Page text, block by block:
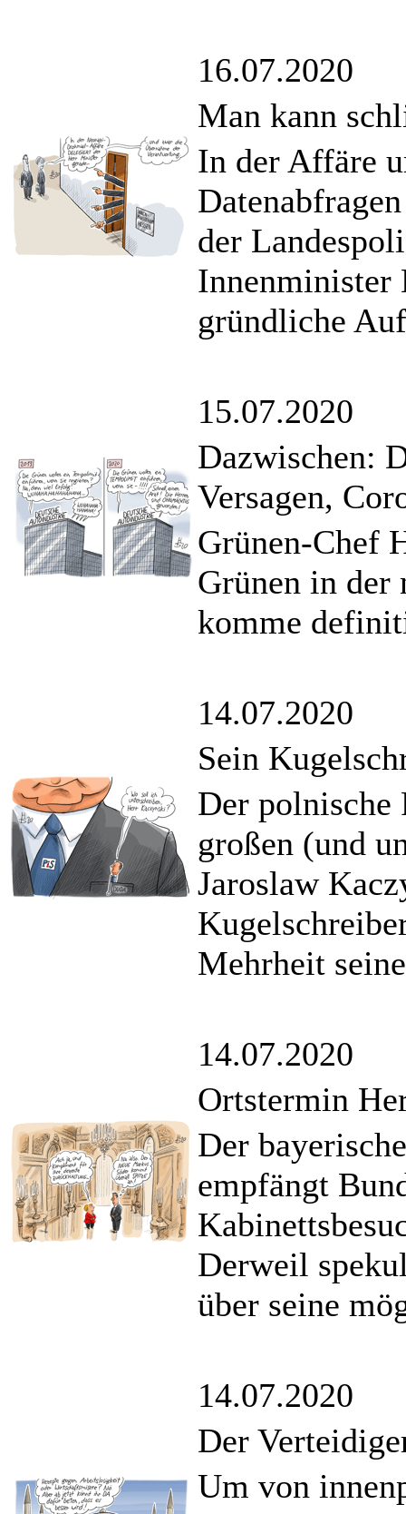
16.07.2020
Man kann
In der Affäre
der
Innenminister
gründliche
15.07.2020
Dazwischen:
Versagen,
Grünen-Chef
Grünen in der
komme
14.07.2020
Sein
Der polnische
großen (und
Jaroslaw
Mehrheit
14.07.2020
Ortstermin
Der
empfängt
Derweil
über seine
14.07.2020
Der
Um von